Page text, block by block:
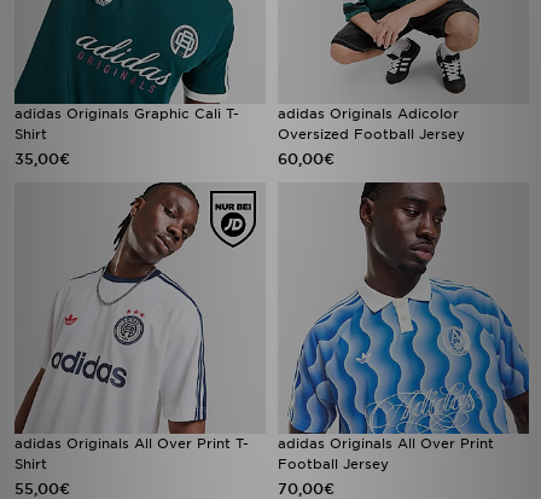
adidas Originals Graphic Cali T-
Shirt
35,00€
adidas Originals Adicolor
Oversized Football Jersey
60,00€
adidas Originals All Over Print T-
Shirt
55,00€
adidas Originals All Over Print
Football Jersey
70,00€